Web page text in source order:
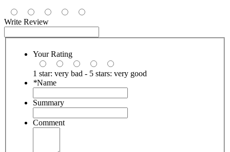
Write Review
Your Rating
1 star: very bad - 5 stars: very good
*Name
Summary
Comment